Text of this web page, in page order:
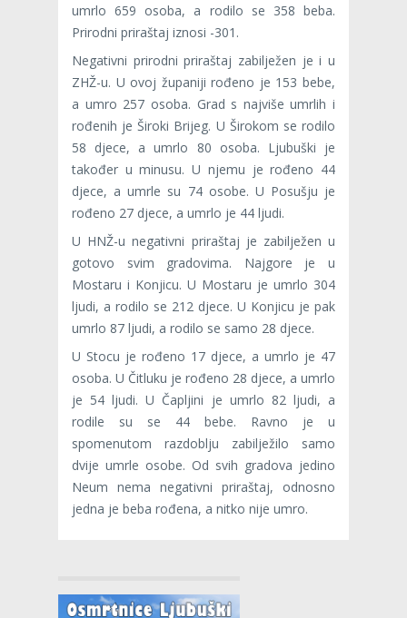
umrlo 659 osoba, a rodilo se 358 beba.
Prirodni priraštaj iznosi -301.
Negativni prirodni priraštaj zabilježen je i u
ZHŽ-u. U ovoj županiji rođeno je 153 bebe,
a umro 257 osoba. Grad s najviše umrlih i
rođenih je Široki Brijeg. U Širokom se rodilo
58 djece, a umrlo 80 osoba. Ljubuški je
također u minusu. U njemu je rođeno 44
djece, a umrle su 74 osobe. U Posušju je
rođeno 27 djece, a umrlo je 44 ljudi.
U HNŽ-u negativni priraštaj je zabilježen u
gotovo svim gradovima. Najgore je u
Mostaru i Konjicu. U Mostaru je umrlo 304
ljudi, a rodilo se 212 djece. U Konjicu je pak
umrlo 87 ljudi, a rodilo se samo 28 djece.
U Stocu je rođeno 17 djece, a umrlo je 47
osoba. U Čitluku je rođeno 28 djece, a umrlo
je 54 ljudi. U Čapljini je umrlo 82 ljudi, a
rodile su se 44 bebe. Ravno je u
spomenutom razdoblju zabilježilo samo
dvije umrle osobe. Od svih gradova jedino
Neum nema negativni priraštaj, odnosno
jedna je beba rođena, a nitko nije umro.